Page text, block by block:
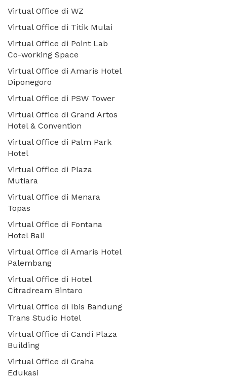
Virtual Office di WZ
Virtual Office di Titik Mulai
Virtual Office di Point Lab
Co-working Space
Virtual Office di Amaris Hotel
Diponegoro
Virtual Office di PSW Tower
Virtual Office di Grand Artos
Hotel & Convention
Virtual Office di Palm Park
Hotel
Virtual Office di Plaza
Mutiara
Virtual Office di Menara
Topas
Virtual Office di Fontana
Hotel Bali
Virtual Office di Amaris Hotel
Palembang
Virtual Office di Hotel
Citradream Bintaro
Virtual Office di Ibis Bandung
Trans Studio Hotel
Virtual Office di Candi Plaza
Building
Virtual Office di Graha
Edukasi